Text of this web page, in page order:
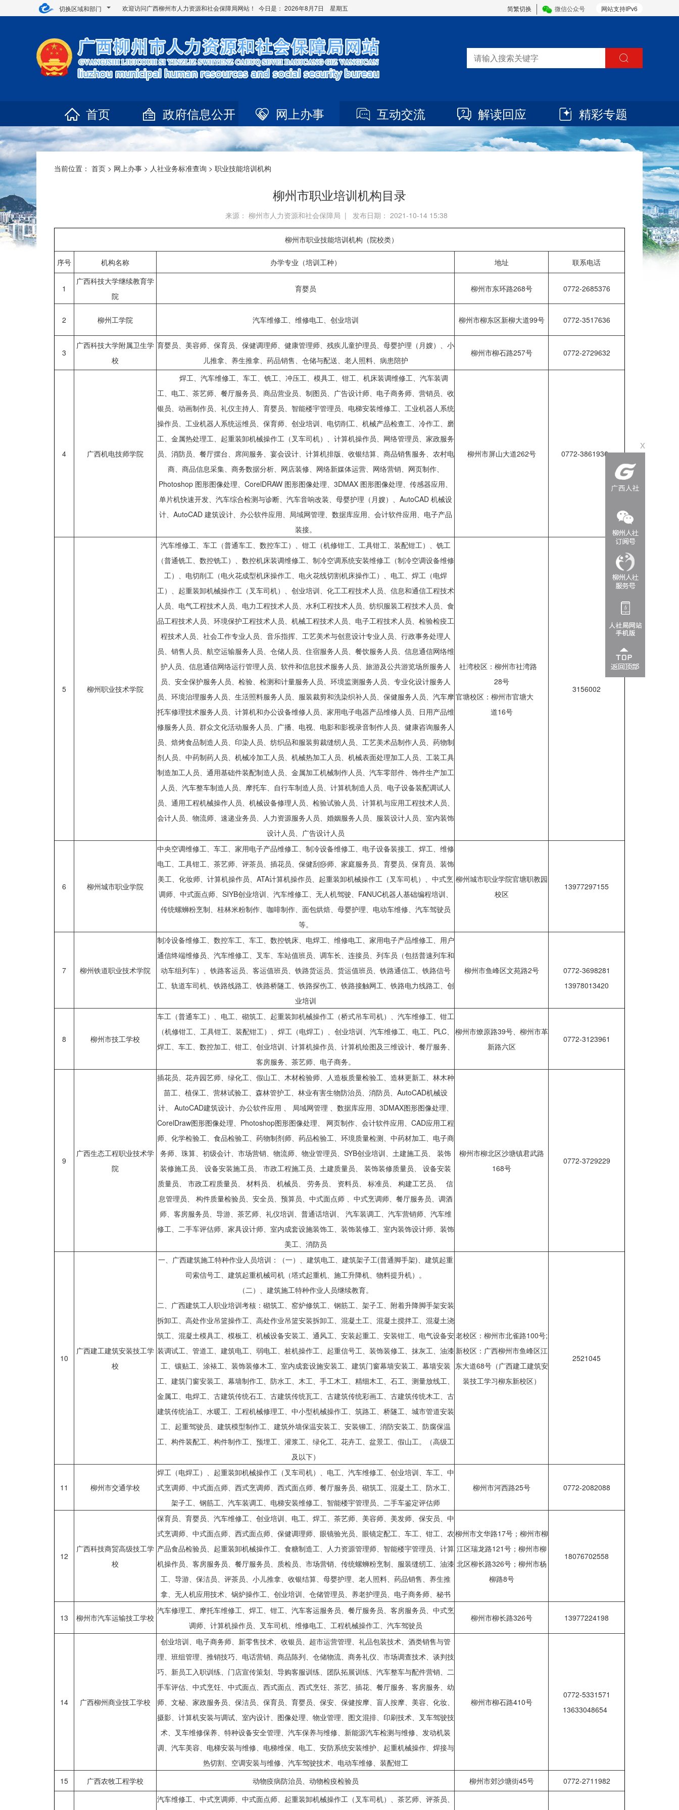
切换区域和部门 网站支持IPv6
简繁切换 微信公众号
欢迎访问广西柳州市人力资源和社会保障局网站！ 今日是： 2026年8月7日 星期五
首页 政府信息公开 网上办事 互动交流 解读回应 精彩专题
x
当前位置： 首页 > 网上办事 > 人社业务标准查询 > 职业技能培训机构
柳州市职业培训机构目录
来源： 柳州市人力资源和社会保障局 | 发布日期： 2021-10-14 15:38
柳州市职业技能培训机构（院校类）
序号 机构名称 办学专业（培训工种） 地址 联系电话
1
广西科技大学继续教育学
院
育婴员 柳州市东环路268号 0772-2685376
2 柳州工学院 汽车维修工、维修电工、创业培训 柳州市柳东区新柳大道99号 0772-3517636
3
广西科技大学附属卫生学
校
育婴员、美容师、保育员、保健调理师、健康管理师、残疾儿童护理员、母婴护理（月嫂）、小
儿推拿、养生推拿、药品销售、仓储与配送、老人照料、病患陪护
柳州市柳石路257号 0772-2729632
4 广西机电技师学院
焊工、汽车维修工、车工、铣工、冲压工、模具工、钳工、机床装调维修工、汽车装调
工、电工、茶艺师、餐厅服务员、商品营业员、制图员、广告设计师、电子商务师、营销员、收
银员、动画制作员、礼仪主持人、育婴员、智能楼宇管理员、电梯安装维修工、工业机器人系统
操作员、工业机器人系统运维员、保育师、创业培训、电切削工、机械产品检查工、冷作工、磨
工、金属热处理工、起重装卸机械操作工（叉车司机）、计算机操作员、网络管理员、家政服务
员、消防员、餐厅摆台、席间服务、宴会设计、计算机排版、收银结算、商品销售服务、农村电
商、商品信息采集、商务数据分析、网店装修、网络新媒体运营、网络营销、网页制作、
Photoshop 图形图像处理、CorelDRAW 图形图像处理、3DMAX 图形图像处理、传感器应用、
单片机快速开发、汽车综合检测与诊断、汽车音响改装、母婴护理（月嫂）、AutoCAD 机械设
计、AutoCAD 建筑设计、办公软件应用、局域网管理、数据库应用、会计软件应用、电子产品
装接。
柳州市屏山大道262号 0772-3861936
5 柳州职业技术学院
汽车维修工、车工（普通车工、数控车工）、钳工（机修钳工、工具钳工、装配钳工）、铣工
（普通铣工、数控铣工）、数控机床装调维修工、制冷空调系统安装维修工（制冷空调设备维修
工）、电切削工（电火花成型机床操作工、电火花线切割机床操作工）、电工、焊工（电焊
工）、起重装卸机械操作工（叉车司机）、创业培训、化工工程技术人员、信息和通信工程技术
人员、电气工程技术人员、电力工程技术人员、水利工程技术人员、纺织服装工程技术人员、食
品工程技术人员、环境保护工程技术人员、机械工程技术人员、电子工程技术人员、检验检疫工
程技术人员、社会工作专业人员、音乐指挥、工艺美术与创意设计专业人员、行政事务处理人
员、销售人员、航空运输服务人员、仓储人员、住宿服务人员、餐饮服务人员、信息通信网络维
护人员、信息通信网络运行管理人员、软件和信息技术服务人员、旅游及公共游览场所服务人
员、安全保护服务人员、检验、检测和计量服务人员、环境监测服务人员、专业化设计服务人
员、环境治理服务人员、生活照料服务人员、服装裁剪和洗染织补人员、保健服务人员、汽车摩
托车修理技术服务人员、计算机和办公设备维修人员、家用电子电器产品维修人员、日用产品维
修服务人员、群众文化活动服务人员、广播、电视、电影和影视录音制作人员、健康咨询服务人
员、焙烤食品制造人员、印染人员、纺织品和服装剪裁缝纫人员、工艺美术品制作人员、药物制
剂人员、中药制药人员、机械冷加工人员、机械热加工人员、机械表面处理加工人员、工装工具
制造加工人员、通用基础件装配制造人员、金属加工机械制作人员、汽车零部件、饰件生产加工
人员、汽车整车制造人员、摩托车、自行车制造人员、计算机制造人员、电子设备装配调试人
员、通用工程机械操作人员、机械设备修理人员、检验试验人员、计算机与应用工程技术人员、
会计人员、物流师、速递业务员、人力资源服务人员、婚姻服务人员、服装设计人员、室内装饰
设计人员、广告设计人员
社湾校区：柳州市社湾路
28号
官塘校区：柳州市官塘大
道16号
3156002
6 柳州城市职业学院
中央空调维修工、车工、家用电子产品维修工、制冷设备维修工、电子设备装接工、焊工、维修
电工、工具钳工、茶艺师、评茶员、插花员、保健刮痧师、家庭服务员、育婴员、保育员、装饰
美工、化妆师、计算机操作员、ATA计算机操作员、起重装卸机械操作工（叉车司机）、中式烹
调师、中式面点师、SIYB创业培训、汽车维修工、无人机驾驶、FANUC机器人基础编程培训、
传统螺蛳粉烹制、桂林米粉制作、咖啡制作、面包烘焙、母婴护理、电动车维修、汽车驾驶员
等。
柳州城市职业学院官塘职教园
校区
13977297155
7 柳州铁道职业技术学院
制冷设备维修工、数控车工、车工、数控铣床、电焊工、维修电工、家用电子产品维修工、用户
通信终端维修员、汽车维修工、叉车、车站值班员、调车长、连接员、列车员（包括普速列车和
动车组列车）、铁路客运员、客运值班员、铁路货运员、货运值班员、铁路通信工、铁路信号
工、轨道车司机、铁路线路工、铁路桥隧工、铁路探伤工、铁路接触网工、铁路电力线路工、创
业培训
柳州市鱼峰区文苑路2号
0772-3698281
13978013420
8 柳州市技工学校
车工（普通车工）、电工、砌筑工、起重装卸机械操作工（桥式吊车司机）、汽车维修工、钳工
（机修钳工、工具钳工、装配钳工）、焊工（电焊工）、创业培训、汽车维修工、电工、PLC、
焊工、车工、数控加工、钳工、创业培训、计算机操作员、计算机绘图及三维设计、餐厅服务、
客房服务、茶艺师、电子商务。
柳州市燎原路39号、柳州市革
新路六区
0772-3123961
9
广西生态工程职业技术学
院
插花员、花卉园艺师、绿化工、假山工、木材检验师、人造板质量检验工、造林更新工、林木种
苗工、植保工、营林试验工、森林管护工、林业有害生物防治员、消防员、AutoCAD机械设
计、 AutoCAD建筑设计、办公软件应用 、 局域网管理 、数据库应用、3DMAX图形图像处理、
CorelDraw图形图像处理、Photoshop图形图像处理、 网页制作、会计软件应用、CAD应用工程
师、化学检验工、食品检验工、药物制剂师、药品检验工、环境质量检测、中药材加工、电子商
务师、珠算、初级会计、市场营销、物流师、物业管理员、SYB创业培训、土建施工员、 装饰
装修施工员、 设备安装施工员、 市政工程施工员、土建质量员、 装饰装修质量员、 设备安装
质量员、 市政工程质量员、 材料员、 机械员、 劳务员、 资料员、 标准员、 构建工艺员、 信
息管理员、 构件质量检验员、安全员、预算员、中式面点师 、中式烹调师、餐厅服务员、调酒
师、客房服务员、导游、茶艺师、礼仪培训、普通话培训、 汽车装调工、汽车营销师、汽车维
修工、二手车评估师、家具设计师、室内成套设施装饰工、装饰装修工、室内装饰设计师、装饰
美工、消防员
柳州市柳北区沙塘镇君武路
168号
0772-3729229
10
广西建工建筑安装技工学
校
一、广西建筑施工特种作业人员培训：（一）、建筑电工、建筑架子工(普通脚手架)、建筑起重
司索信号工、建筑起重机械司机（塔式起重机、施工升降机、物料提升机）。
（二）、建筑施工特种作业人员继续教育。
二、广西建筑工人职业培训考核：砌筑工、窑炉修筑工、钢筋工、架子工、附着升降脚手架安装
拆卸工、高处作业吊篮操作工、高处作业吊篮安装拆卸工、混凝土工、混凝土搅拌工、混凝土浇
筑工、混凝土模具工、模板工、机械设备安装工、通风工、安装起重工、安装钳工、电气设备安
装调试工、管道工、建筑电工、弱电工、桩机操作工、起重信号工、装饰装修工、抹灰工、油漆
工、镶贴工、涂裱工、装饰装修木工、室内成套设施安装工、建筑门窗幕墙安装工、幕墙安装
工、建筑门窗安装工、幕墙制作工、防水工、木工、手工木工、精细木工、石工、测量放线工、
金属工、电焊工、古建筑传统石工、古建筑传统瓦工、古建筑传统彩画工、古建筑传统木工、古
建筑传统油工、水暖工、工程机械修理工、中小型机械操作工、筑路工、桥隧工、城市管道安装
工、起重驾驶员、建筑模型制作工、建筑外墙保温安装工、安装铆工、消防安装工、防腐保温
工、构件装配工、构件制作工、预埋工、灌浆工、绿化工、花卉工、盆景工、假山工。（高级工
及以下）
老校区：柳州市北雀路100号;
新校区：广西柳州市鱼峰区江
东大道68号（广西建工建筑安
装技工学习柳东新校区）
2521045
11 柳州市交通学校
焊工（电焊工）、起重装卸机械操作工（叉车司机）、电工、汽车维修工、创业培训、车工、中
式烹调师、中式面点师、西式烹调师、西式面点师、餐厅服务员、砌筑工、混凝土工、防水工、
架子工、钢筋工、汽车装调工、电梯安装维修工、智能楼宇管理员、二手车鉴定评估师
柳州市河西路25号 0772-2082088
12
广西科技商贸高级技工学
校
保育员、育婴员、汽车维修工、创业培训、电工、焊工、茶艺师、美容师、美发师、保安员、中
式烹调师、中式面点师、西式面点师、保健调理师、眼镜验光员、眼镜定配工、车工、钳工、农
产品食品检验员、起重装卸机械操作工、食糖制造工、人力资源管理师、智能楼宇管理员、计算
机操作员、客房服务员、餐厅服务员、质检员、市场营销、传统螺蛳粉烹制、服装缝纫工、油漆
工、导游、保洁员、评茶员、小儿推拿、收银结算、母婴护理、老人照料、药品销售、养生推
拿、无人机应用技术、锅炉操作工、创业培训、仓储管理员、养老护理员、电子商务师、秘书
柳州市文华路17号；柳州市柳
江区瑞龙路121号；柳州市柳
北区柳长路326号；柳州市杨
柳路8号
18076702558
13 柳州市汽车运输技工学校
汽车修理工、摩托车维修工、焊工、钳工、汽车客运服务员、餐厅服务员、客房服务员、中式烹
调师、计算机操作员、叉车司机、维修电工、工程机械操作工、汽车驾驶员
柳州市柳长路326号 13977224198
14 广西柳州商业技工学校
创业培训、电子商务师、新零售技术、收银员、超市运营管理、礼品包装技术、酒类销售与管
理、班组管理、推销技巧、电话营销、商品陈列、仓储物流、商务礼仪、市场调查技术、谈判技
巧、新员工入职训练、门店宣传策划、导购客服训练、团队拓展训练、汽车整车与配件营销、二
手车评估、中式烹饪、中式面点、西式面点、西式烹饪、茶艺、插花、餐厅服务、客房服务、幼
师、文秘、家政服务员、保洁员、保育员、育婴员、保安、保健按摩、盲人按摩、美容、化妆、
摄影、计算机安装与调试、室内设计、图像处理、物业管理、图文混排、印刷技术、叉车驾驶技
术、叉车维修保养、特种设备安全管理、汽车保养与维修、新能源汽车检测与维修、发动机装
调、汽车美容、电梯安装与维修、电梯维保、电工、安防系统安装维护、起重机械操作、焊接与
热切割、空调安装与维修、汽车驾驶技术、电动车维修、装配钳工
柳州市柳石路410号
0772-5331571
13633048654
15 广西农牧工程学校 动物疫病防治员、动物检疫检验员 柳州市郊沙塘街45号
0772-2711982
汽车维修工、中式烹调师、中式面点师、起重装卸机械操作工（叉车司机）、茶艺师、评茶员、